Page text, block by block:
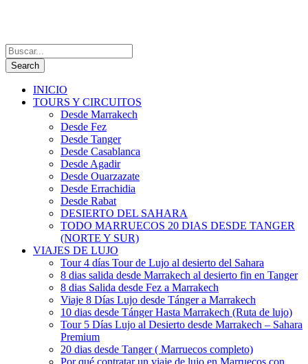
INICIO
TOURS Y CIRCUITOS
Desde Marrakech
Desde Fez
Desde Tanger
Desde Casablanca
Desde Agadir
Desde Ouarzazate
Desde Errachidia
Desde Rabat
DESIERTO DEL SAHARA
TODO MARRUECOS 20 DIAS DESDE TANGER
(NORTE Y SUR)
VIAJES DE LUJO
Tour 4 días Tour de Lujo al desierto del Sahara
8 dias salida desde Marrakech al desierto fin en Tanger
8 dias Salida desde Fez a Marrakech
Viaje 8 Días Lujo desde Tánger a Marrakech
10 dias desde Tánger Hasta Marrakech (Ruta de lujo)
Tour 5 Días Lujo al Desierto desde Marrakech – Sahara
Premium
20 dias desde Tanger ( Marruecos completo)
Por qué contratar un viaje de lujo en Marruecos con